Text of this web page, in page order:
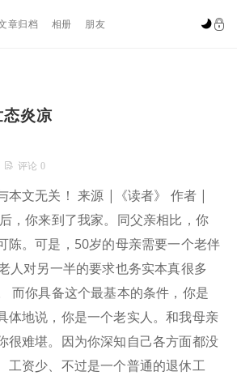
章归档 相册 朋友 
炎凉
 评论 0
本文无关！ 来源 |《读者》 作者 |
，你来到了我家。同父亲相比，你
陈。可是，50岁的母亲需要一个老伴
人对另一半的要求也务实本真很多
你具备这个最基本的条件，你是
体地说，你是一个老实人。和我母亲
很难堪。因为你深知自己各方面都没
资少、不过是一个普通的退休工